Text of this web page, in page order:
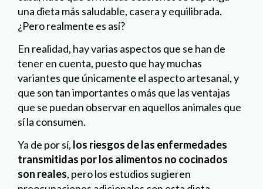
una dieta más saludable, casera y equilibrada.
¿Pero realmente es así?
En realidad, hay varias aspectos que se han de
tener en cuenta, puesto que hay muchas
variantes que únicamente el aspecto artesanal, y
que son tan importantes o más que las ventajas
que se puedan observar en aquellos animales que
sí la consumen.
Ya de por sí, los riesgos de las enfermedades
transmitidas por los alimentos no cocinados
son reales, pero los estudios sugieren